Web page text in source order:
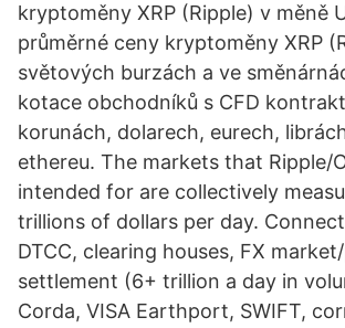
kryptoměny XRP (Ripple) v měně
průměrné ceny kryptoměny XRP
světových burzách a ve
kotace obchodníků s CFD
korunách, dolarech, eurech,
ethereu. The markets that Ripple/
intended for are collectively
trillions of dollars per day.
DTCC, clearing houses, FX
settlement (6+ trillion a day in
Corda, VISA Earthport, SWIFT,